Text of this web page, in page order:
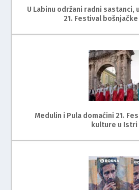
U Labinu održani radni sastanci,
21. Festival
Medulin i Pula domaćini 21.
kulture u Istri